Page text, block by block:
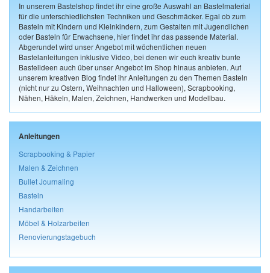
In unserem Bastelshop findet ihr eine große Auswahl an Bastelmaterial
für die unterschiedlichsten Techniken und Geschmäcker. Egal ob zum
Basteln mit Kindern und Kleinkindern, zum Gestalten mit Jugendlichen
oder Basteln für Erwachsene, hier findet ihr das passende Material.
Abgerundet wird unser Angebot mit wöchentlichen neuen
Bastelanleitungen inklusive Video, bei denen wir euch kreativ bunte
Bastelideen auch über unser Angebot im Shop hinaus anbieten. Auf
unserem kreativen Blog findet ihr Anleitungen zu den Themen Basteln
(nicht nur zu Ostern, Weihnachten und Halloween), Scrapbooking,
Nähen, Häkeln, Malen, Zeichnen, Handwerken und Modellbau.
Anleitungen
Scrapbooking & Papier
Malen & Zeichnen
Bullet Journaling
Basteln
Handarbeiten
Möbel & Holzarbeiten
Renovierungstagebuch